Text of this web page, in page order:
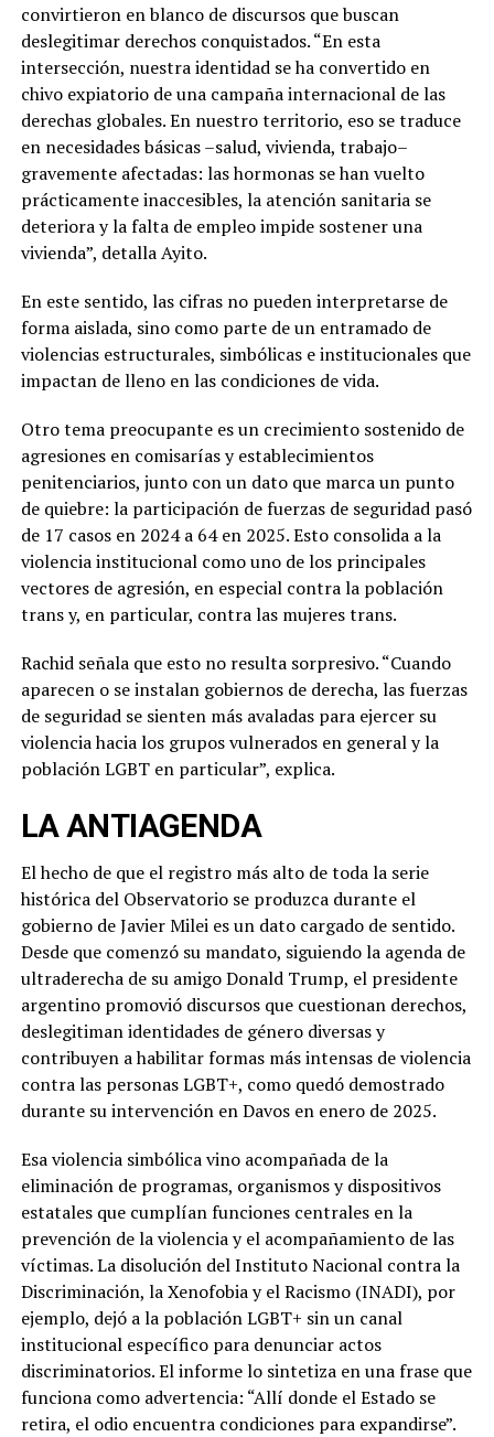
convirtieron en blanco de discursos que buscan
deslegitimar derechos conquistados. “En esta
intersección, nuestra identidad se ha convertido en
chivo expiatorio de una campaña internacional de las
derechas globales. En nuestro territorio, eso se traduce
en necesidades básicas –salud, vivienda, trabajo–
gravemente afectadas: las hormonas se han vuelto
prácticamente inaccesibles, la atención sanitaria se
deteriora y la falta de empleo impide sostener una
vivienda”, detalla Ayito.
En este sentido, las cifras no pueden interpretarse de
forma aislada, sino como parte de un entramado de
violencias estructurales, simbólicas e institucionales que
impactan de lleno en las condiciones de vida.
Otro tema preocupante es un crecimiento sostenido de
agresiones en comisarías y establecimientos
penitenciarios, junto con un dato que marca un punto
de quiebre: la participación de fuerzas de seguridad pasó
de 17 casos en 2024 a 64 en 2025. Esto consolida a la
violencia institucional como uno de los principales
vectores de agresión, en especial contra la población
trans y, en particular, contra las mujeres trans.
Rachid señala que esto no resulta sorpresivo. “Cuando
aparecen o se instalan gobiernos de derecha, las fuerzas
de seguridad se sienten más avaladas para ejercer su
violencia hacia los grupos vulnerados en general y la
población LGBT en particular”, explica.
LA ANTIAGENDA
El hecho de que el registro más alto de toda la serie
histórica del Observatorio se produzca durante el
gobierno de Javier Milei es un dato cargado de sentido.
Desde que comenzó su mandato, siguiendo la agenda de
ultraderecha de su amigo Donald Trump, el presidente
argentino promovió discursos que cuestionan derechos,
deslegitiman identidades de género diversas y
contribuyen a habilitar formas más intensas de violencia
contra las personas LGBT+, como quedó demostrado
durante su intervención en Davos en enero de 2025.
Esa violencia simbólica vino acompañada de la
eliminación de programas, organismos y dispositivos
estatales que cumplían funciones centrales en la
prevención de la violencia y el acompañamiento de las
víctimas. La disolución del Instituto Nacional contra la
Discriminación, la Xenofobia y el Racismo (INADI), por
ejemplo, dejó a la población LGBT+ sin un canal
institucional específico para denunciar actos
discriminatorios. El informe lo sintetiza en una frase que
funciona como advertencia: “Allí donde el Estado se
retira, el odio encuentra condiciones para expandirse”.